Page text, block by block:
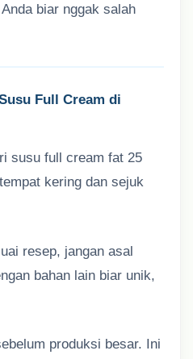
biar nggak salah
Full Cream di
susu full cream fat 25
kering dan sejuk
resep, jangan asal
bahan lain biar unik,
produksi besar. Ini